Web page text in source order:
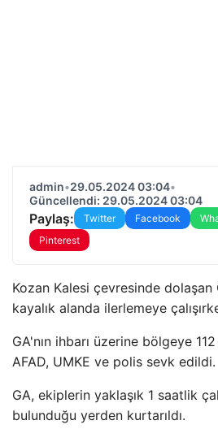
admin•29.05.2024 03:04•
Güncellendi: 29.05.2024 03:04
Paylaş: Twitter Facebook
Pinterest
Kozan Kalesi çevresinde dolaşan
kayalık alanda ilerlemeye
GA'nın ihbarı üzerine bölgeye
AFAD, UMKE ve polis sevk edildi.
GA, ekiplerin yaklaşık 1 saatlik
bulunduğu yerden kurtarıldı.